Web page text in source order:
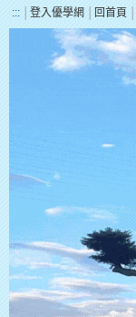
::: 登入優學網 回首頁